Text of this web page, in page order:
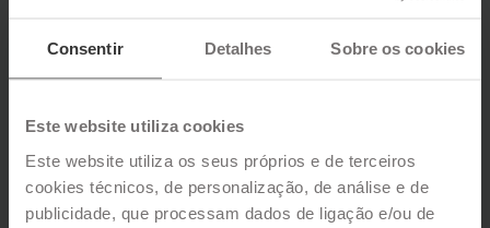
Consentir Detalhes Sobre os cookies
Este website utiliza cookies
Este website utiliza os seus próprios e de terceiros
cookies técnicos, de personalização, de análise e de
publicidade, que processam dados de ligação e/ou de
a sempre que possível, especialmente em dias chuvosos e
húmidos. Especialmente em dias chuvosos e húmidos - você
sabe porquê? Porque com uma corrente quente, a gordura